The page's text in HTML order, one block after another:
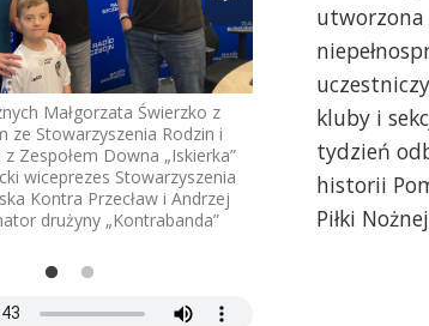
Małgorzata Świerzko z
ze Stowarzyszenia Rodzin i
z Zespołem Downa „Iskierka”
wiceprezes Stowarzyszenia
Kontra Przecław i Andrzej
drużyny „Kontrabanda”
Stowarzyszenie A To
Mateńko i Oskar
utworzona
kluby i
tydzień
historii
Piłki